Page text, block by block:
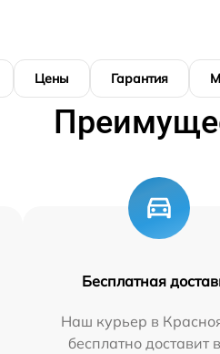
Цены Гарантия
Бесплатная
Наш курьер в
бесплатно доставит